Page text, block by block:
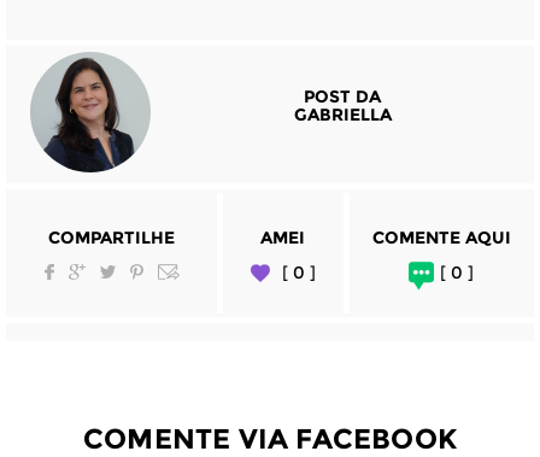
POST DA
GABRIELLA
COMPARTILHE
AMEI
[ 0 ]
COMENTE AQUI
[ 0 ]
COMENTE VIA FACEBOOK